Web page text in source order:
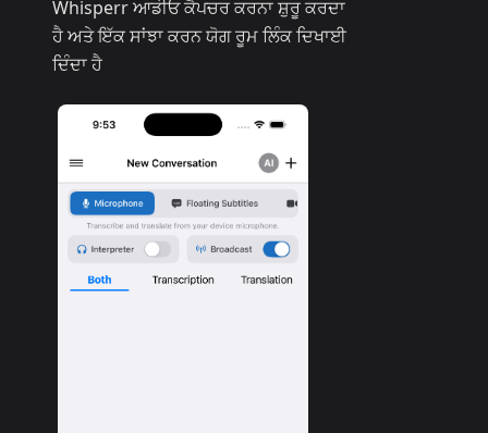
Whisperr ਆਡੀਓ ਕੈਪਚਰ ਕਰਨਾ ਸ਼ੁਰੂ ਕਰਦਾ
ਹੈ ਅਤੇ ਇੱਕ ਸਾਂਝਾ ਕਰਨ ਯੋਗ ਰੂਮ ਲਿੰਕ ਦਿਖਾਈ
ਦਿੰਦਾ ਹੈ